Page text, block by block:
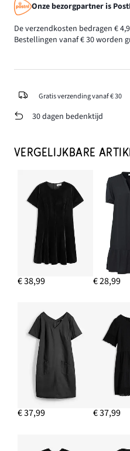
Onze bezorgpartner is
De verzendkosten bedragen €
Bestellingen vanaf € 30 worden
Gratis verzending vanaf € 30
30 dagen bedenktijd
VERGELIJKBARE
€ 38,99 € 28,99
€ 37,99 € 37,99